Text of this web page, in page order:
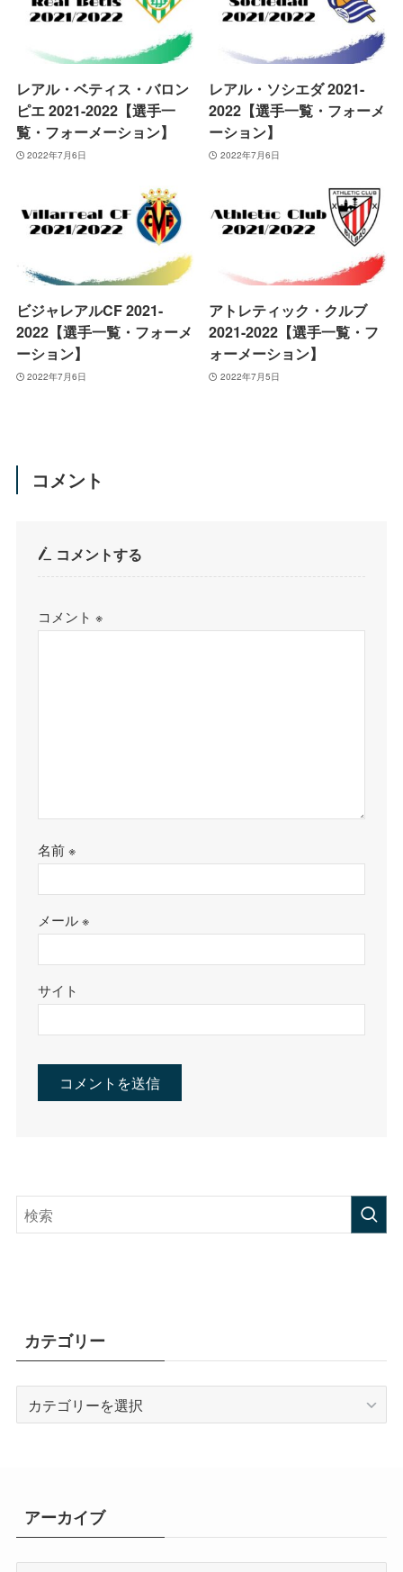
レアル・ベティス・バロン
ピエ 2021-2022【選手一
覧・フォーメーション】
2022年7月6日
レアル・ソシエダ 2021-
2022【選手一覧・フォーメ
ーション】
2022年7月6日
ビジャレアルCF 2021-
2022【選手一覧・フォーメ
ーション】
2022年7月6日
アトレティック・クルブ
2021-2022【選手一覧・フ
ォーメーション】
2022年7月5日
コメント
コメントする
コメント※
名前※
メール※
サイト
カテゴリー
テ
アーカイブ